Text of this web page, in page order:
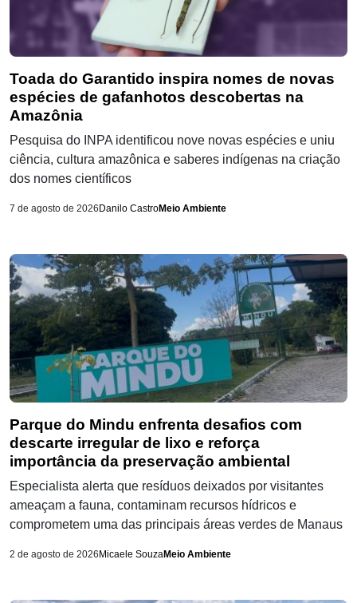
Toada do Garantido inspira nomes de novas
espécies de gafanhotos descobertas na
Amazônia
Pesquisa do INPA identificou nove novas espécies e uniu
ciência, cultura amazônica e saberes indígenas na criação
dos nomes científicos
7 de agosto de 2026Danilo CastroMeio Ambiente
Parque do Mindu enfrenta desafios com
descarte irregular de lixo e reforça
importância da preservação ambiental
Especialista alerta que resíduos deixados por visitantes
ameaçam a fauna, contaminam recursos hídricos e
comprometem uma das principais áreas verdes de Manaus
2 de agosto de 2026Micaele SouzaMeio Ambiente